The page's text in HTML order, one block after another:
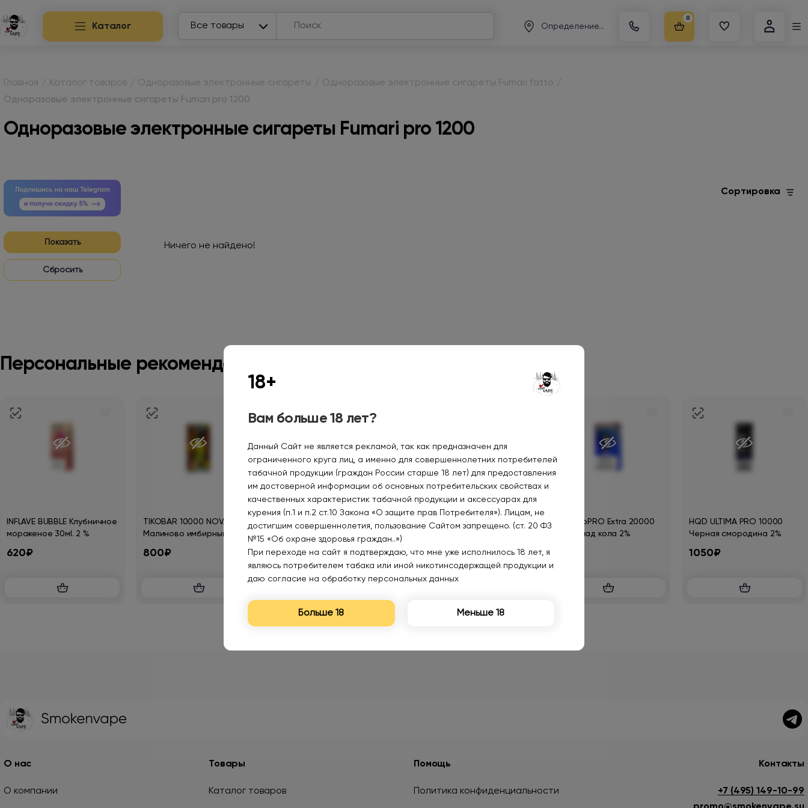
Каталог Все товары
Search
Определение...
0
Главная Каталог товаров Одноразовые электронные сигареты Одноразовые электронные сигареты Fumari fatto
Одноразовые электронные сигареты Fumari pro 1200
Одноразовые электронные сигареты Fumari pro 1200
Показать
Сортировка
Ничего не найдено!
Персональные рекомендации
INFLAVE BUBBLE Клубничное
мороженое 30мl. 2 %
620₽
TIKOBAR 10000 NOVA
Малиново имбирный
800₽
манго арбуз 2%
1300₽
MOTI DUOPLUS 25000 Блю
880₽
WAKA soPRO Extra 20000
Мармелад кола 2%
HQD ULTIMA PRO 10000
Черная смородина 2%
1050₽
О нас
О компании
Товары
Каталог товаров
Помощь
Политика конфиденциальности
Контакты
+7 (495) 149-10-99
18+
Вам больше 18 лет?
Данный Сайт не является рекламой, так как предназначен для
ограниченного круга лиц, а именно для совершеннолетних потребителей
табачной продукции (граждан России старше 18 лет) для предоставления
им достоверной информации об основных потребительских свойствах и
качественных характеристик табачной продукции и аксессуарах для
курения (п.1 и п.2 ст.10 Закона «О защите прав Потребителя»). Лицам, не
достигшим совершеннолетия, пользование Сайтом запрещено. (ст. 20 ФЗ
№15 «Об охране здоровья граждан..»)
При переходе на сайт я подтверждаю, что мне уже исполнилось 18 лет, я
являюсь потребителем табака или иной никотинсодержащей продукции и
даю согласие на обработку персональных данных
Больше 18 Меньше 18